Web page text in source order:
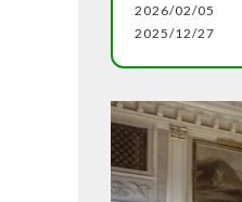
2026/02/05
2025/12/27